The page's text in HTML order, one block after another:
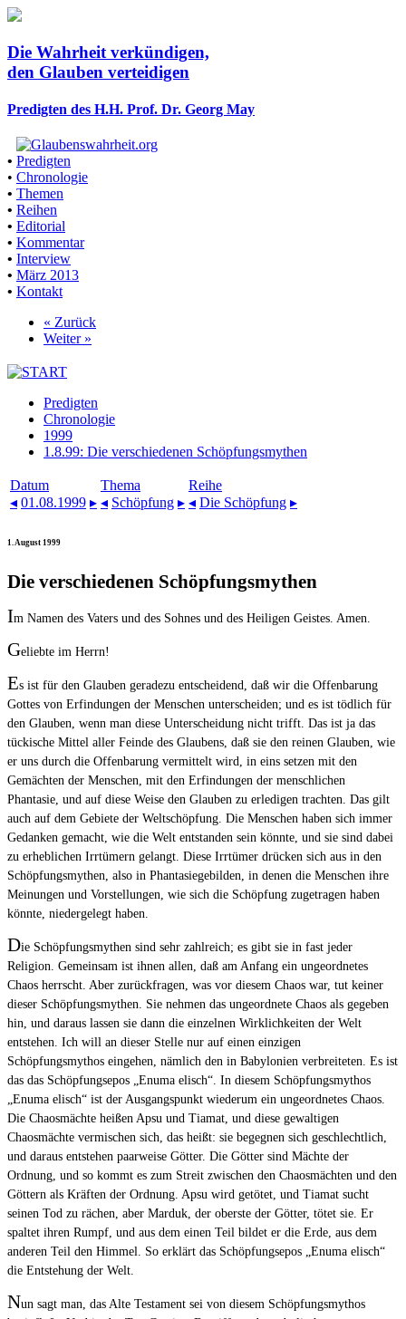
Die Wahrheit verkündigen,
den Glauben verteidigen
Predigten des H.H. Prof. Dr. Georg May
• Predigten
• Chronologie
• Themen
• Reihen
• Editorial
• Kommentar
• Interview
• März 2013
• Kontakt
« Zurück
Weiter »
Predigten
Chronologie
1999
1.8.99: Die verschiedenen Schöpfungsmythen
Datum
◂ 01.08.1999 ▸
Thema
◂ Schöpfung ▸
Reihe
◂ Die Schöpfung ▸
1. August 1999
Die verschiedenen Schöpfungsmythen
Im Namen des Vaters und des Sohnes und des Heiligen Geistes. Amen.
Geliebte im Herrn!
Es ist für den Glauben geradezu entscheidend, daß wir die Offenbarung
Gottes von Erfindungen der Menschen unterscheiden; und es ist tödlich für
den Glauben, wenn man diese Unterscheidung nicht trifft. Das ist ja das
tückische Mittel aller Feinde des Glaubens, daß sie den reinen Glauben, wie
er uns durch die Offenbarung vermittelt wird, in eins setzen mit den
Gemächten der Menschen, mit den Erfindungen der menschlichen
Phantasie, und auf diese Weise den Glauben zu erledigen trachten. Das gilt
auch auf dem Gebiete der Weltschöpfung. Die Menschen haben sich immer
Gedanken gemacht, wie die Welt entstanden sein könnte, und sie sind dabei
zu erheblichen Irrtümern gelangt. Diese Irrtümer drücken sich aus in den
Schöpfungsmythen, also in Phantasiegebilden, in denen die Menschen ihre
Meinungen und Vorstellungen, wie sich die Schöpfung zugetragen haben
könnte, niedergelegt haben.
Die Schöpfungsmythen sind sehr zahlreich; es gibt sie in fast jeder
Religion. Gemeinsam ist ihnen allen, daß am Anfang ein ungeordnetes
Chaos herrscht. Aber zurückfragen, was vor diesem Chaos war, tut keiner
dieser Schöpfungsmythen. Sie nehmen das ungeordnete Chaos als gegeben
hin, und daraus lassen sie dann die einzelnen Wirklichkeiten der Welt
entstehen. Ich will an dieser Stelle nur auf einen einzigen
Schöpfungsmythos eingehen, nämlich den in Babylonien verbreiteten. Es ist
das das Schöpfungsepos „Enuma elisch“. In diesem Schöpfungsmythos
„Enuma elisch“ ist der Ausgangspunkt wiederum ein ungeordnetes Chaos.
Die Chaosmächte heißen Apsu und Tiamat, und diese gewaltigen
Chaosmächte vermischen sich, das heißt: sie begegnen sich geschlechtlich,
und daraus entstehen paarweise Götter. Die Götter sind Mächte der
Ordnung, und so kommt es zum Streit zwischen den Chaosmächten und den
Göttern als Kräften der Ordnung. Apsu wird getötet, und Tiamat sucht
seinen Tod zu rächen, aber Marduk, der oberste der Götter, tötet sie. Er
spaltet ihren Rumpf, und aus dem einen Teil bildet er die Erde, aus dem
anderen Teil den Himmel. So erklärt das Schöpfungsepos „Enuma elisch“
die Entstehung der Welt.
Nun sagt man, das Alte Testament sei von diesem Schöpfungsmythos